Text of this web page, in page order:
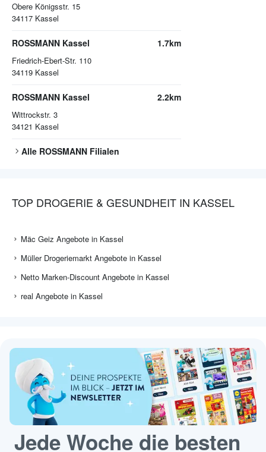
Obere Königsstr. 15
34117 Kassel
ROSSMANN Kassel
Friedrich-Ebert-Str. 110
34119 Kassel
1.7km
ROSSMANN Kassel
Wittrockstr. 3
34121 Kassel
2.2km
Alle ROSSMANN Filialen
TOP DROGERIE & GESUNDHEIT IN KASSEL
Mäc Geiz Angebote in Kassel
Müller Drogeriemarkt Angebote in Kassel
Netto Marken-Discount Angebote in Kassel
real Angebote in Kassel
Jede Woche die besten